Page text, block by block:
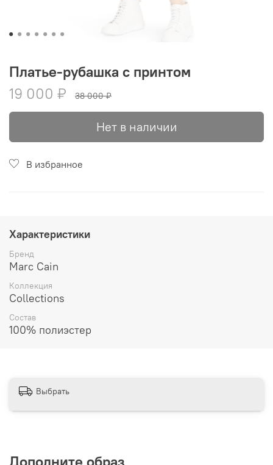
Платье-рубашка с принтом
19 000 ₽
38 000 ₽
Нет в наличии
В избранное
Характеристики
Бренд
Marc Cain
Коллекция
Collections
Состав
100% полиэстер
Выбрать